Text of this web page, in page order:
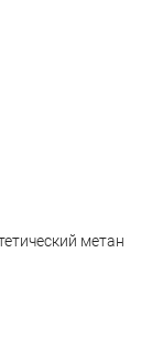
метан